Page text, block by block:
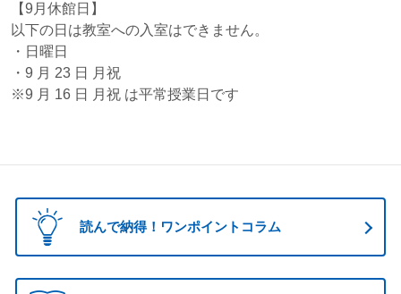
【9月休館日】
以下の日は教室への入室はできません。
・日曜日
・9 月 23 日 月祝
※9 月 16 日 月祝 は平常授業日です
読んで納得！ワンポイントコラム